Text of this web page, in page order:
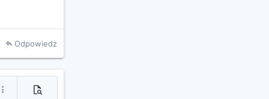
Odpowiedz
opcji...
Podgląd